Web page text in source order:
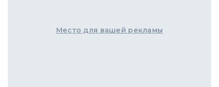
Место для вашей рекламы